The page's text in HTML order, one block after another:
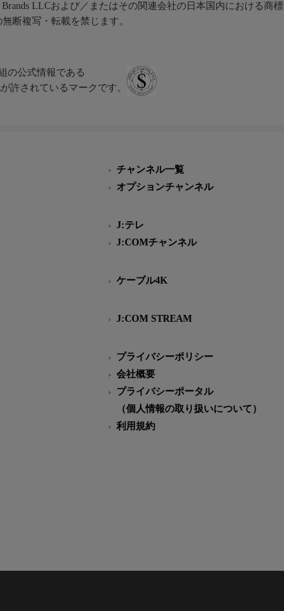
LLCおよび／またはその関連会社の日本国内における商標
断複写・転載を禁じます。
の公式情報である
許されているマークです。
チャンネル一覧
オプションチャンネル
J:テレ
J:COMチャンネル
ケーブル4K
J:COM STREAM
プライバシーポリシー
会社概要
プライバシーポータル
（個人情報の取り扱いについて）
利用規約